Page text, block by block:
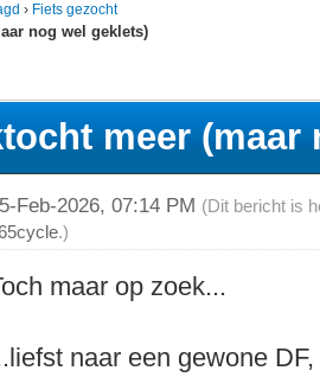
› Fiets gezocht
nog wel geklets)
meer (maar
Feb-2026, 07:14 PM (Dit bericht is
.)
maar op zoek...
naar een gewone